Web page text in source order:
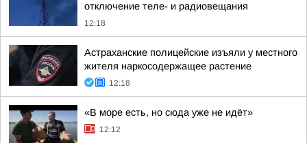
отключение теле- и радиовещания
12:18
Астраханские полицейские изъяли у местного
жителя наркосодержащее растение
12:18
«В море есть, но сюда уже не идёт»
12:12